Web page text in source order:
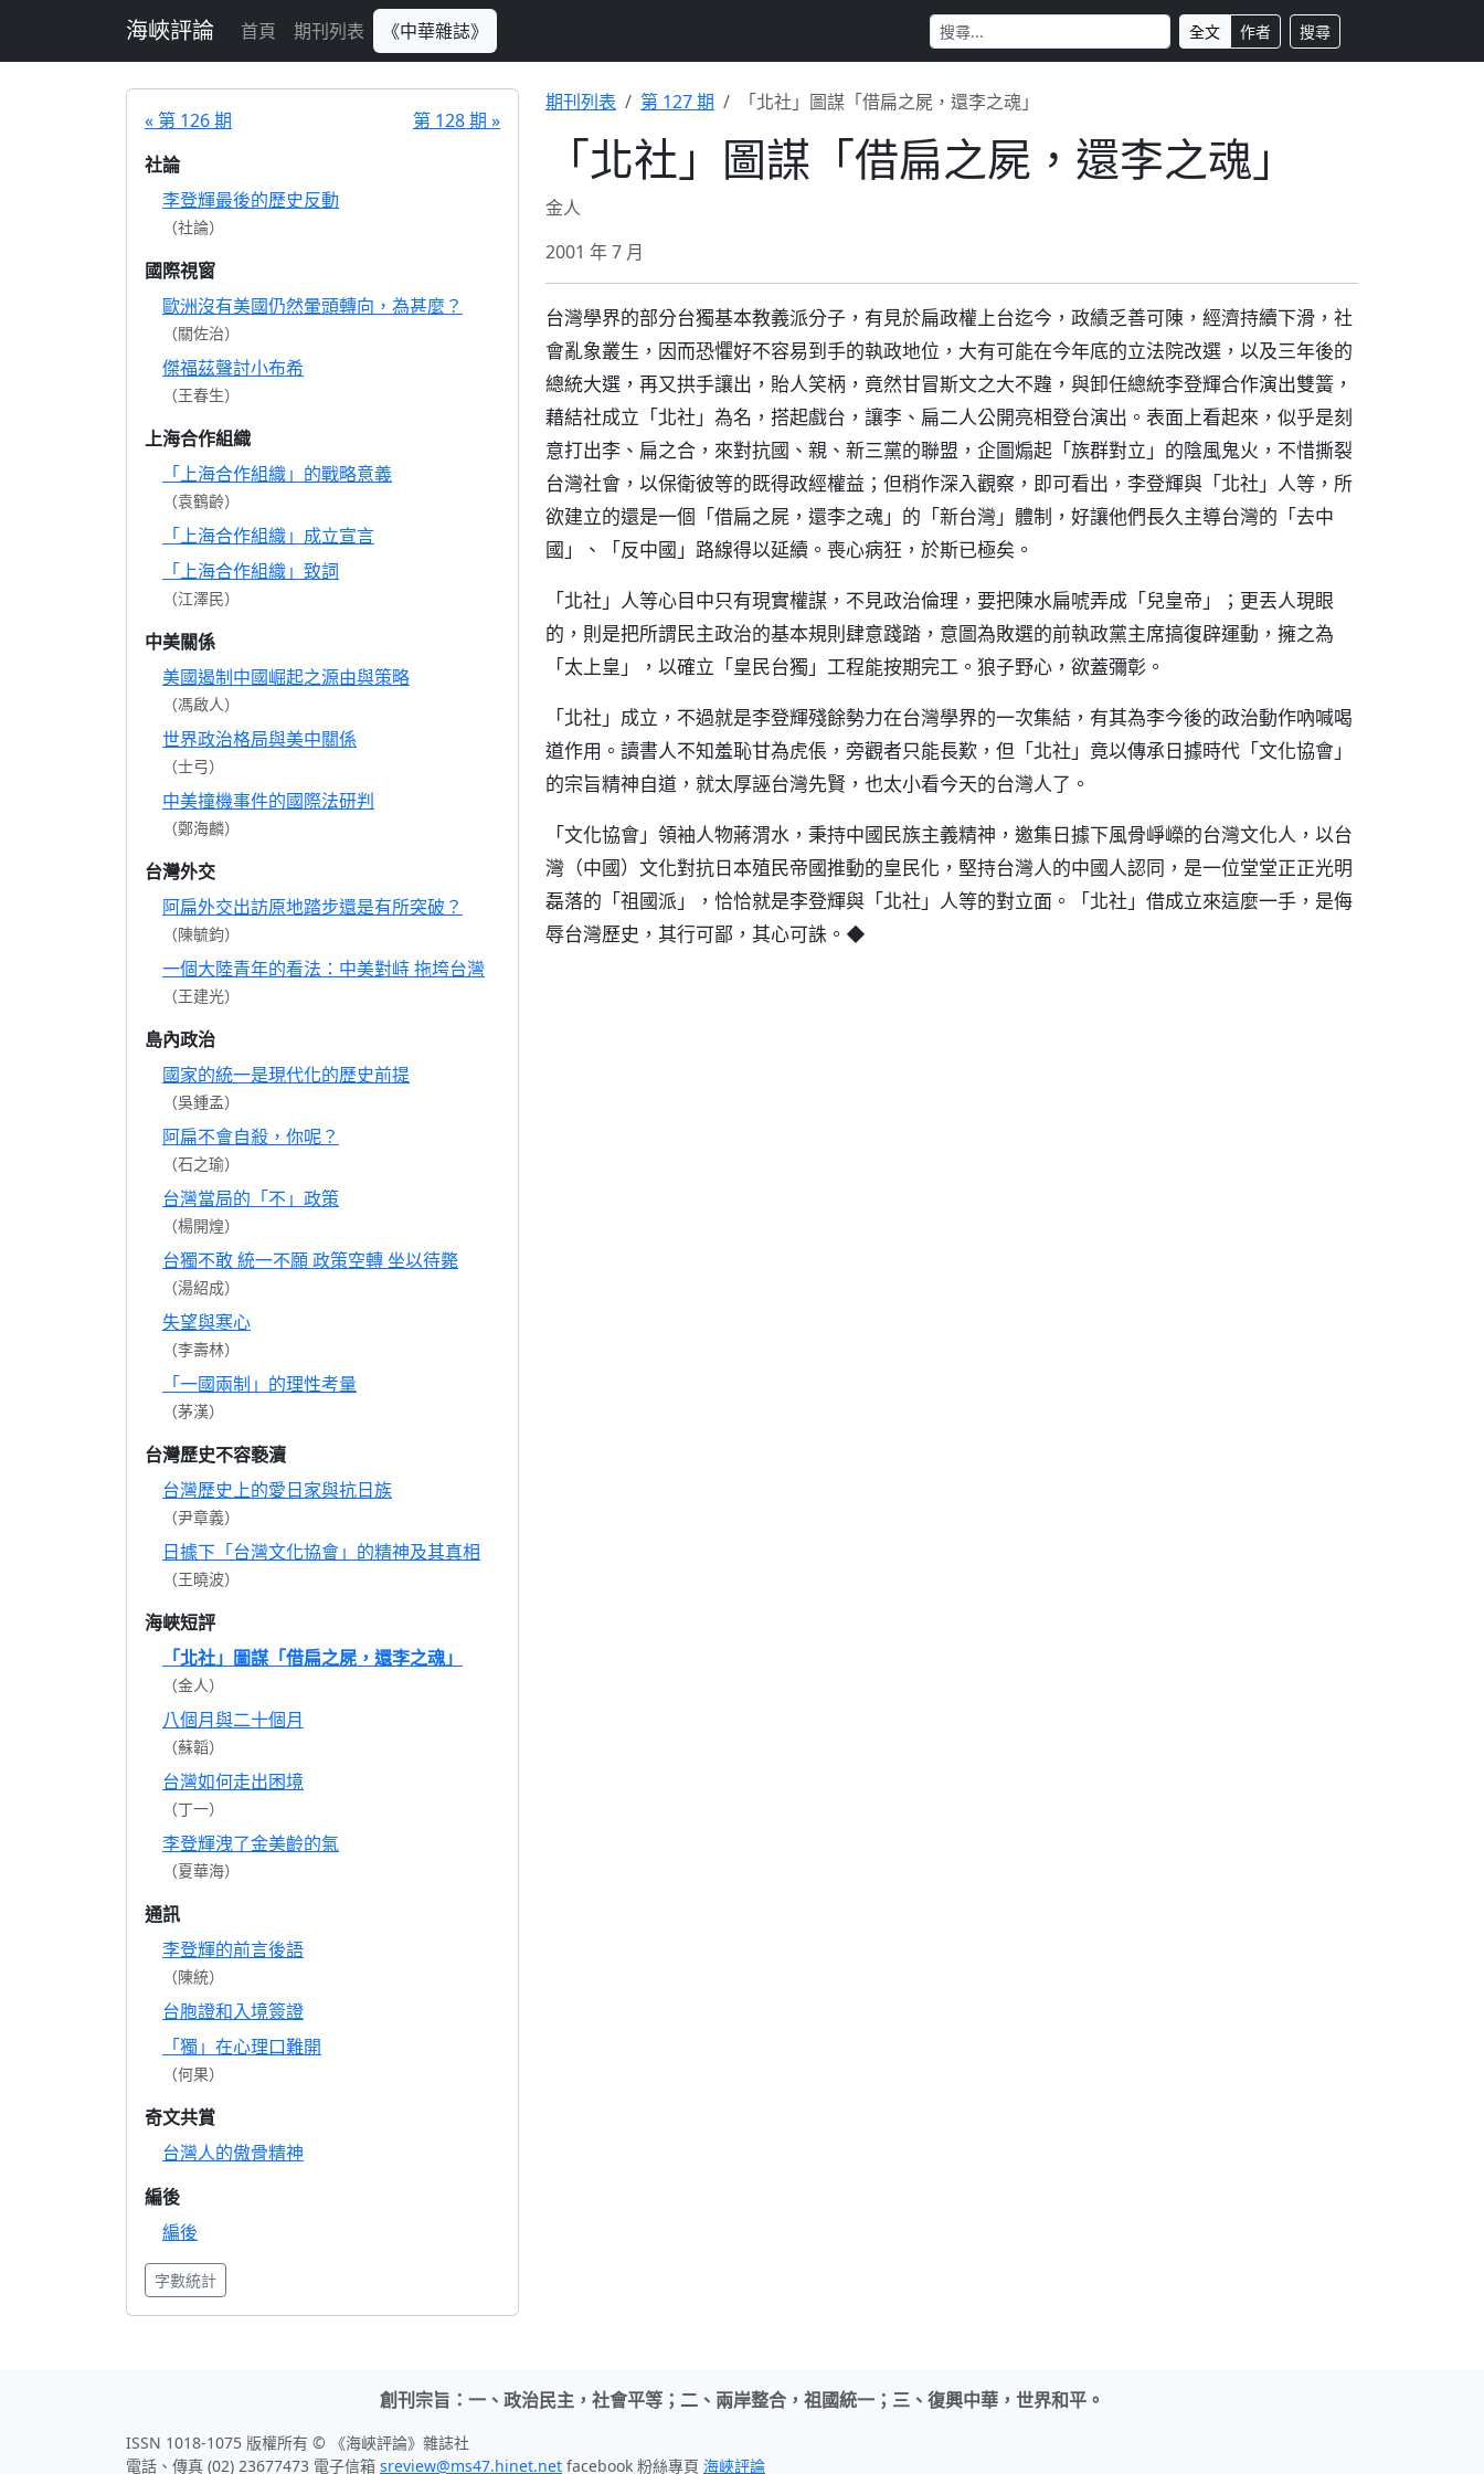
海峽評論 首頁 期刊列表 《中華雜誌》 全文 作者 搜尋
« 第 126 期
第 128 期 »
社論
李登輝最後的歷史反動
（社論）
國際視窗
歐洲沒有美國仍然暈頭轉向，為甚麼？
（關佐治）
傑福茲聲討小布希
（王春生）
上海合作組織
「上海合作組織」的戰略意義
（袁鶴齡）
「上海合作組織」成立宣言
「上海合作組織」致詞
（江澤民）
中美關係
美國遏制中國崛起之源由與策略
（馮啟人）
世界政治格局與美中關係
（士弓）
中美撞機事件的國際法研判
（鄭海麟）
台灣外交
阿扁外交出訪原地踏步還是有所突破？
（陳毓鈞）
一個大陸青年的看法：中美對峙 拖垮台灣
（王建光）
島內政治
國家的統一是現代化的歷史前提
（吳鍾孟）
阿扁不會自殺，你呢？
（石之瑜）
台灣當局的「不」政策
（楊開煌）
台獨不敢 統一不願 政策空轉 坐以待斃
（湯紹成）
失望與寒心
（李壽林）
「一國兩制」的理性考量
（茅漢）
台灣歷史不容褻瀆
台灣歷史上的愛日家與抗日族
（尹章義）
日據下「台灣文化協會」的精神及其真相
（王曉波）
海峽短評
「北社」圖謀「借扁之屍，還李之魂」
（金人）
八個月與二十個月
（蘇韜）
台灣如何走出困境
（丁一）
李登輝洩了金美齡的氣
（夏華海）
通訊
李登輝的前言後語
（陳統）
台胞證和入境簽證
「獨」在心理口難開
（何果）
奇文共賞
台灣人的傲骨精神
編後
編後
字數統計
期刊列表 第 127 期 「北社」圖謀「借扁之屍，還李之魂」
「北社」圖謀「借扁之屍，還李之魂」
金人
2001 年 7 月
台灣學界的部分台獨基本教義派分子，有見於扁政權上台迄今，政績乏善可陳，經濟持續下滑，社
會亂象叢生，因而恐懼好不容易到手的執政地位，大有可能在今年底的立法院改選，以及三年後的
總統大選，再又拱手讓出，貽人笑柄，竟然甘冒斯文之大不韙，與卸任總統李登輝合作演出雙簧，
藉結社成立「北社」為名，搭起戲台，讓李、扁二人公開亮相登台演出。表面上看起來，似乎是刻
意打出李、扁之合，來對抗國、親、新三黨的聯盟，企圖煽起「族群對立」的陰風鬼火，不惜撕裂
台灣社會，以保衛彼等的既得政經權益；但稍作深入觀察，即可看出，李登輝與「北社」人等，所
欲建立的還是一個「借扁之屍，還李之魂」的「新台灣」體制，好讓他們長久主導台灣的「去中
國」、「反中國」路線得以延續。喪心病狂，於斯已極矣。
「北社」人等心目中只有現實權謀，不見政治倫理，要把陳水扁唬弄成「兒皇帝」；更丟人現眼
的，則是把所謂民主政治的基本規則肆意踐踏，意圖為敗選的前執政黨主席搞復辟運動，擁之為
「太上皇」，以確立「皇民台獨」工程能按期完工。狼子野心，欲蓋彌彰。
「北社」成立，不過就是李登輝殘餘勢力在台灣學界的一次集結，有其為李今後的政治動作吶喊喝
道作用。讀書人不知羞恥甘為虎倀，旁觀者只能長歎，但「北社」竟以傳承日據時代「文化協會」
的宗旨精神自道，就太厚誣台灣先賢，也太小看今天的台灣人了。
「文化協會」領袖人物蔣渭水，秉持中國民族主義精神，邀集日據下風骨崢嶸的台灣文化人，以台
灣（中國）文化對抗日本殖民帝國推動的皇民化，堅持台灣人的中國人認同，是一位堂堂正正光明
磊落的「祖國派」，恰恰就是李登輝與「北社」人等的對立面。「北社」借成立來這麼一手，是侮
辱台灣歷史，其行可鄙，其心可誅。◆
創刊宗旨：一、政治民主，社會平等；二、兩岸整合，祖國統一；三、復興中華，世界和平。
ISSN 1018-1075 版權所有 © 《海峽評論》雜誌社
電話、傳真 (02) 23677473 電子信箱 sreview@ms47.hinet.net facebook 粉絲專頁 海峽評論